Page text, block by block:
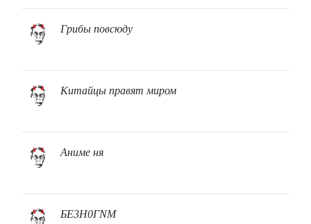
Грибы повсюду
Китайцы правят миром
Аниме ня
БЕ3Н0ГNМ